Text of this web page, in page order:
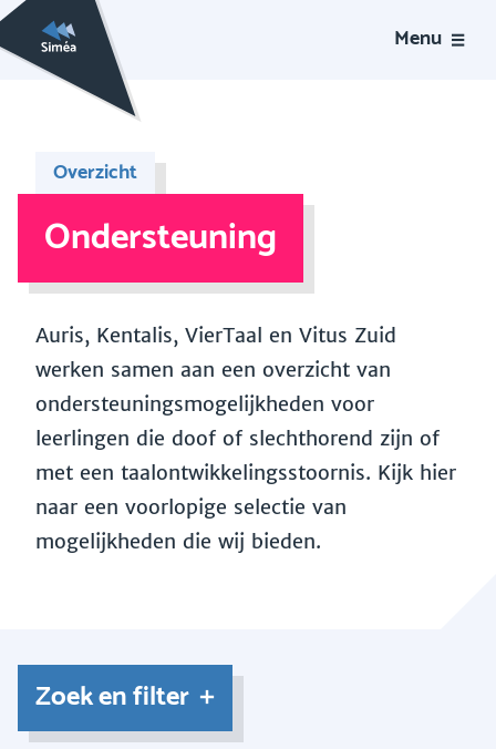
Menu
Overzicht
Ondersteuning
Auris, Kentalis, VierTaal en Vitus Zuid
werken samen aan een overzicht van
ondersteuningsmogelijkheden voor
leerlingen die doof of slechthorend zijn of
met een taalontwikkelingsstoornis. Kijk hier
naar een voorlopige selectie van
mogelijkheden die wij bieden.
Zoek en filter